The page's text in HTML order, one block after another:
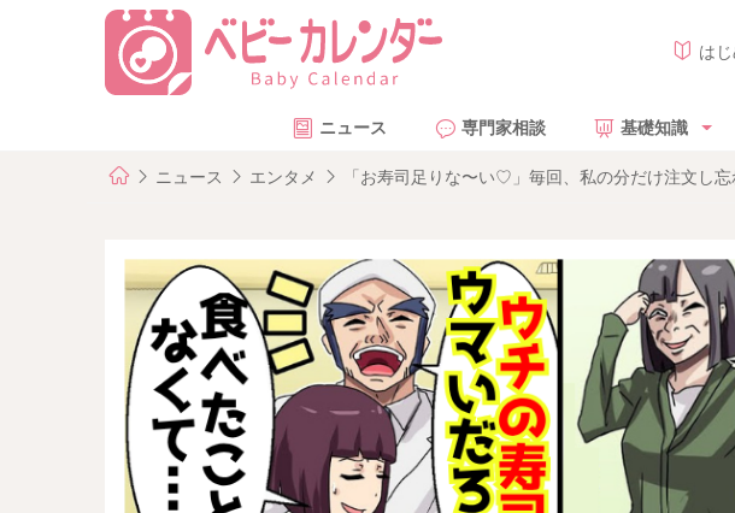
は
ニュース 専門家相談 基礎知識
ニュース エンタメ 「お寿司足りな〜い♡」毎回、私の分だけ注文し